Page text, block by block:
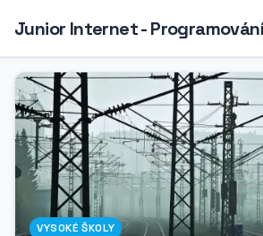
Junior Internet -
VYSOKÉ ŠKOLY